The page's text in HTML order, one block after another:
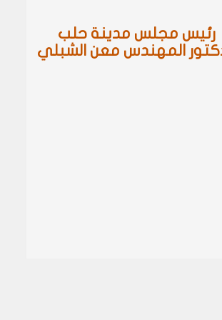
رئيس مجلس مدينة حلب
المهندس معن الشبلي